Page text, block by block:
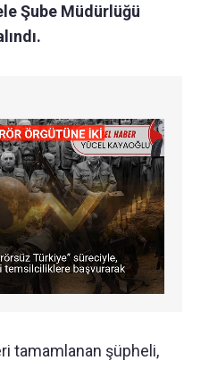
Şube Müdürlüğü
tamamlanan şüpheli,